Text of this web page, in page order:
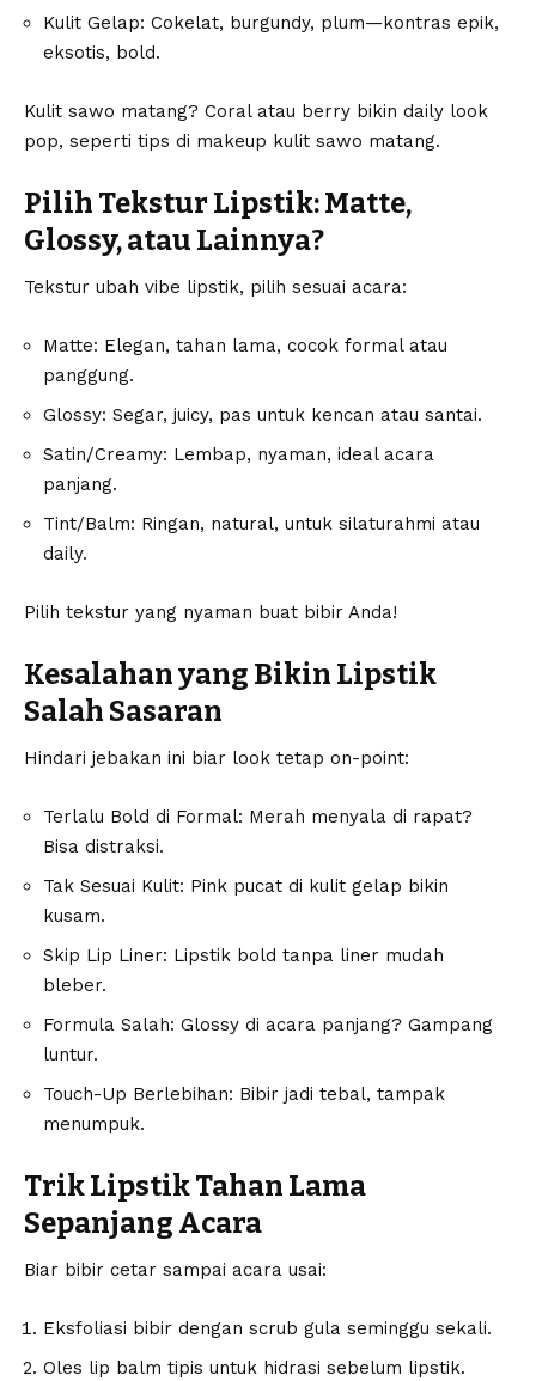
Kulit Gelap: Cokelat, burgundy, plum—kontras epik,
eksotis, bold.
Kulit sawo matang? Coral atau berry bikin daily look
pop, seperti tips di makeup kulit sawo matang.
Pilih Tekstur Lipstik: Matte,
Glossy, atau Lainnya?
Tekstur ubah vibe lipstik, pilih sesuai acara:
Matte: Elegan, tahan lama, cocok formal atau
panggung.
Glossy: Segar, juicy, pas untuk kencan atau santai.
Satin/Creamy: Lembap, nyaman, ideal acara
panjang.
Tint/Balm: Ringan, natural, untuk silaturahmi atau
daily.
Pilih tekstur yang nyaman buat bibir Anda!
Kesalahan yang Bikin Lipstik
Salah Sasaran
Hindari jebakan ini biar look tetap on-point:
Terlalu Bold di Formal: Merah menyala di rapat?
Bisa distraksi.
Tak Sesuai Kulit: Pink pucat di kulit gelap bikin
kusam.
Skip Lip Liner: Lipstik bold tanpa liner mudah
bleber.
Formula Salah: Glossy di acara panjang? Gampang
luntur.
Touch-Up Berlebihan: Bibir jadi tebal, tampak
menumpuk.
Trik Lipstik Tahan Lama
Sepanjang Acara
Biar bibir cetar sampai acara usai:
Eksfoliasi bibir dengan scrub gula seminggu sekali.
Oles lip balm tipis untuk hidrasi sebelum lipstik.